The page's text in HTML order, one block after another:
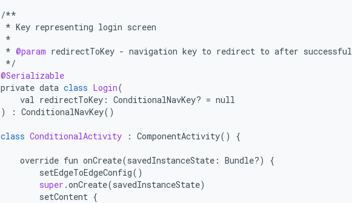
/**
* Key representing login screen
*
* @param redirectToKey - navigation key to redirect to after successful
*/
@Serializable
private data class Login(
val redirectToKey : ConditionalNavKey? = null
)
: ConditionalNavKey()
class ConditionalActivity : ComponentActivity() {
override fun onCreate(savedInstanceState : Bundle?)
{
setEdgeToEdgeConfig()
super .onCreate(savedInstanceState)
setContent {